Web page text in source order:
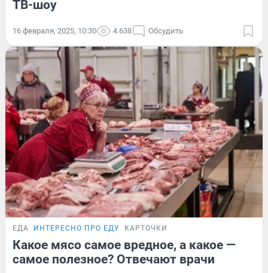
ТВ-шоу
16 февраля, 2025, 10:30 4 638 Обсудить
ЕДА ИНТЕРЕСНО ПРО ЕДУ КАРТОЧКИ
Какое мясо самое вредное, а какое —
самое полезное? Отвечают врачи